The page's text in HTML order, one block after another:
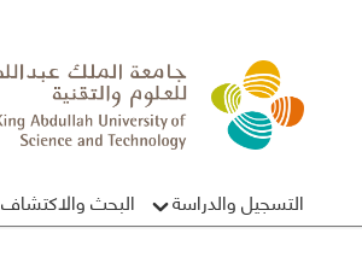
التسجيل والدراسة البحث والاكتشاف